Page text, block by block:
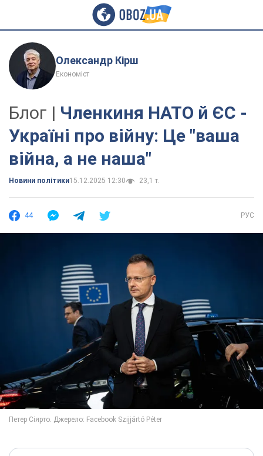
Олександр Кірш
Економіст
Блог | Членкиня НАТО й ЄС -
Україні про війну: Це "ваша
війна, а не наша"
Новини політики15.12.2025 12:30 23,1 т.
44 РУС